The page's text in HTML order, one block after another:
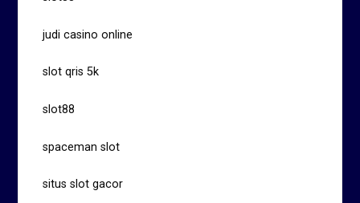
judi casino online
slot qris 5k
slot88
spaceman slot
situs slot gacor